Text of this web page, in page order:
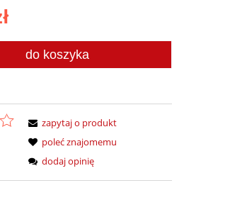
ewentualnych kosztów
do koszyka
zapytaj o produkt
poleć znajomemu
dodaj opinię